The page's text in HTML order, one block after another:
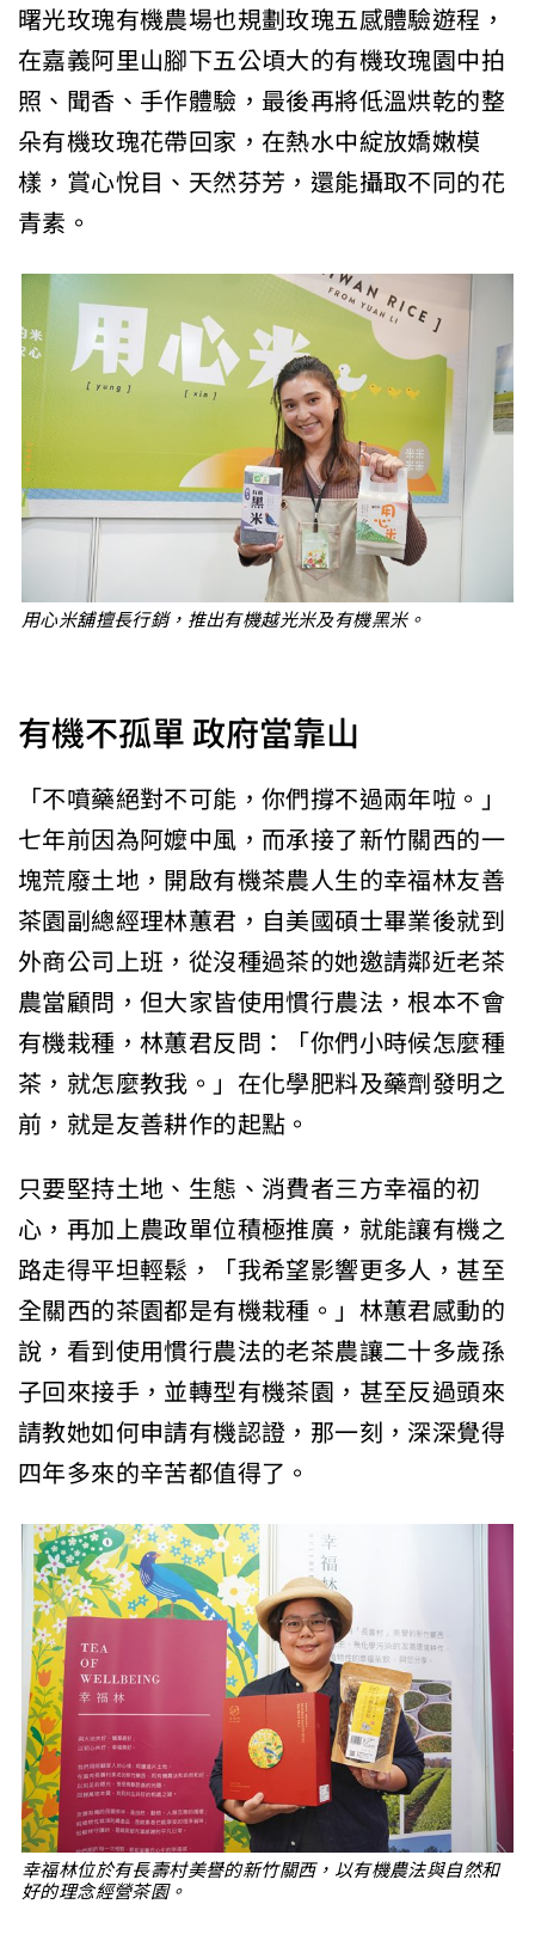
曙光玫瑰有機農場也規劃玫瑰五感體驗遊程，
在嘉義阿里山腳下五公頃大的有機玫瑰園中拍
照、聞香、手作體驗，最後再將低溫烘乾的整
朵有機玫瑰花帶回家，在熱水中綻放嬌嫩模
樣，賞心悅目、天然芬芳，還能攝取不同的花
青素。
用心米舖擅長行銷，推出有機越光米及有機黑米。
有機不孤單 政府當靠山
「不噴藥絕對不可能，你們撐不過兩年啦。」
七年前因為阿嬤中風，而承接了新竹關西的一
塊荒廢土地，開啟有機茶農人生的幸福林友善
茶園副總經理林蕙君，自美國碩士畢業後就到
外商公司上班，從沒種過茶的她邀請鄰近老茶
農當顧問，但大家皆使用慣行農法，根本不會
有機栽種，林蕙君反問：「你們小時候怎麼種
茶，就怎麼教我。」在化學肥料及藥劑發明之
前，就是友善耕作的起點。
只要堅持土地、生態、消費者三方幸福的初
心，再加上農政單位積極推廣，就能讓有機之
路走得平坦輕鬆，「我希望影響更多人，甚至
全關西的茶園都是有機栽種。」林蕙君感動的
說，看到使用慣行農法的老茶農讓二十多歲孫
子回來接手，並轉型有機茶園，甚至反過頭來
請教她如何申請有機認證，那一刻，深深覺得
四年多來的辛苦都值得了。
幸福林位於有長壽村美譽的新竹關西，以有機農法與自然和
好的理念經營茶園。